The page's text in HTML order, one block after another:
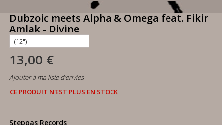
Dubzoic meets Alpha & Omega feat. Fikir
Amlak - Divine
13,00 €
Ajouter à ma liste d'envies
CE PRODUIT N'EST PLUS EN STOCK
Steppas Records